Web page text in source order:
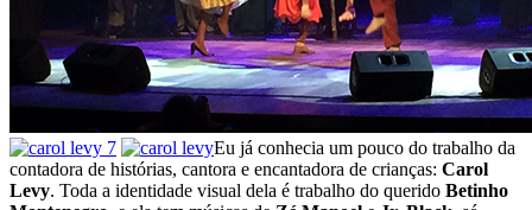
Eu já conhecia um pouco do trabalho da
contadora de histórias, cantora e encantadora de crianças: Carol
Levy. Toda a identidade visual dela é trabalho do querido Betinho